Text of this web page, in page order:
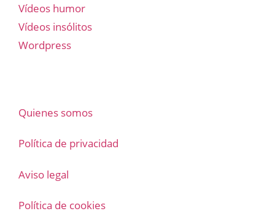
Vídeos humor
Vídeos insólitos
Wordpress
Quienes somos
Política de privacidad
Aviso legal
Política de cookies